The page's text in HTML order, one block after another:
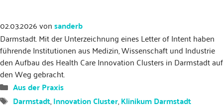
02.03.2026vonsanderb
Darmstadt. Mit der Unterzeichnung eines Letter of Intent haben
führende Institutionen aus Medizin, Wissenschaft und Industrie
den Aufbau des Health Care Innovation Clusters in Darmstadt auf
den Weg gebracht.
Kategorien
Aus der Praxis
Schlagwörter
Darmstadt,Innovation Cluster,Klinikum Darmstadt